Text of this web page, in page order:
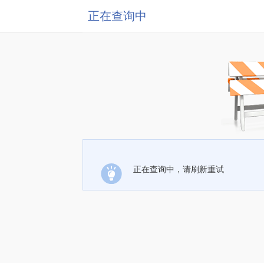
正在查询中
正在查询中，请刷新重试